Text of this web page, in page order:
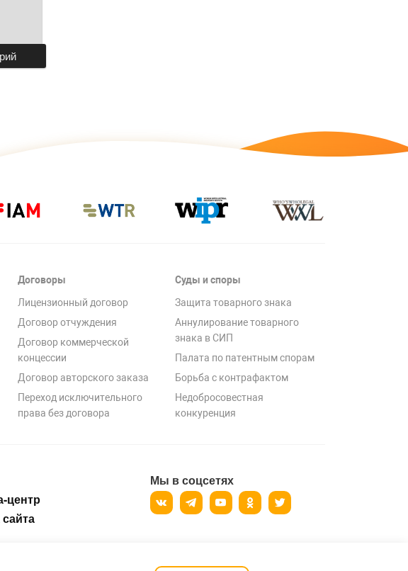
Договоры
Лицензионный договор
Договор отчуждения
Договор коммерческой
концессии
Договор авторского заказа
Переход исключительного
права без договора
Суды и споры
Защита товарного знака
Аннулирование товарного
знака в СИП
Палата по патентным спорам
Борьба с контрафактом
Недобросовестная
конкуренция
центр
Мы в соцсетях